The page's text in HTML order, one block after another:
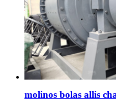
molinos bolas allis